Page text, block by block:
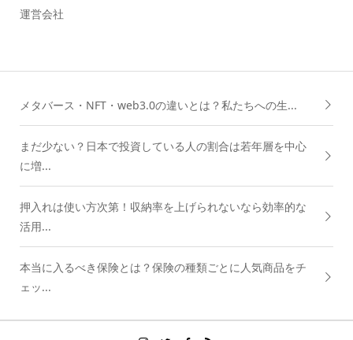
運営会社
メタバース・NFT・web3.0の違いとは？私たちへの生...
まだ少ない？日本で投資している人の割合は若年層を中心
に増...
押入れは使い方次第！収納率を上げられないなら効率的な
活用...
本当に入るべき保険とは？保険の種類ごとに人気商品をチ
ェッ...